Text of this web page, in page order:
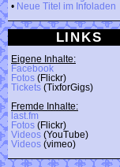
• Neue Titel im Infoladen
LINKS
Eigene Inhalte:
Facebook
Fotos (Flickr)
Tickets (TixforGigs)
Fremde Inhalte:
last.fm
Fotos (Flickr)
Videos (YouTube)
Videos (vimeo)